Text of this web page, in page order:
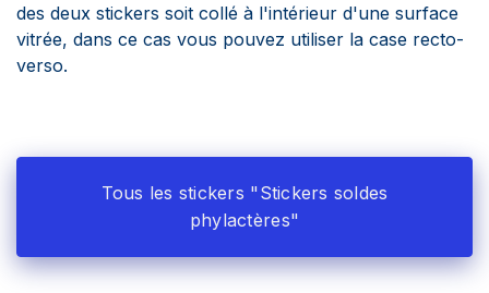
des deux stickers soit collé à l'intérieur d'une surface
vitrée, dans ce cas vous pouvez utiliser la case recto-
verso.
Tous les stickers "Stickers soldes
phylactères"